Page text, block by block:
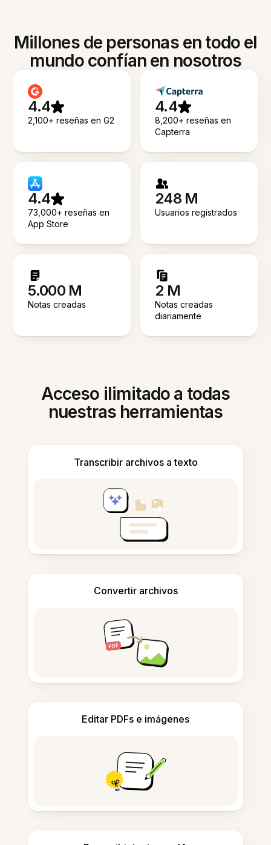
Millones de personas en todo el
mundo confían en nosotros
4.4
2,100+ reseñas en G2
4.4
8,200+ reseñas en
Capterra
4.4
73,000+ reseñas en
App Store
248 M
Usuarios registrados
5.000 M
Notas creadas
2 M
Notas creadas
diariamente
Acceso ilimitado a todas
nuestras herramientas
Transcribir archivos a texto
Convertir archivos
Editar PDFs e imágenes